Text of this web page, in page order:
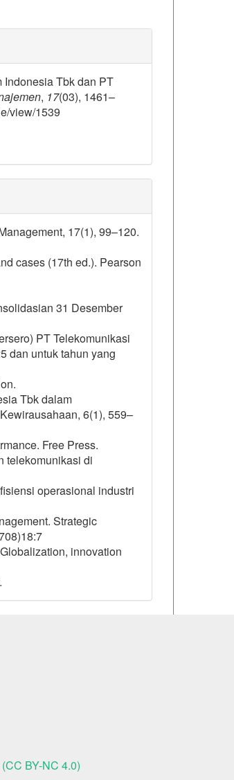
Indonesia Tbk dan PT
, 17(03), 1461–
view/1539
17(1), 99–120.
cases (17th ed.). Pearson
31 Desember
PT Telekomunikasi
dan untuk tahun yang
Tbk dalam
6(1), 559–
Free Press.
telekomunikasi di
operasional industri
Strategic
innovation
BY-NC 4.0)